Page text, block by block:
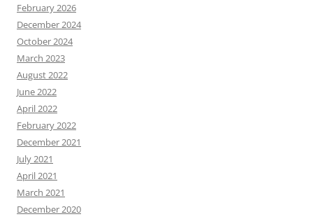
February 2026
December 2024
October 2024
March 2023
August 2022
June 2022
April 2022
February 2022
December 2021
July 2021
April 2021
March 2021
December 2020